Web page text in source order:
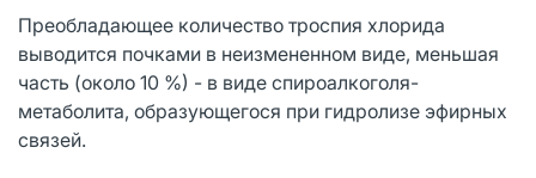
Преобладающее количество троспия хлорида
выводится почками в неизмененном виде, меньшая
часть (около 10 %) - в виде спироалкоголя-
метаболита, образующегося при гидролизе эфирных
связей.